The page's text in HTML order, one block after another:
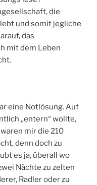
die
und somit jegliche
das
mit dem Leben
eine Notlösung. Auf
„entern“ wollte,
mir die 210
denn doch zu
es ja, überall wo
Nächte zu zelten
Radler oder zu